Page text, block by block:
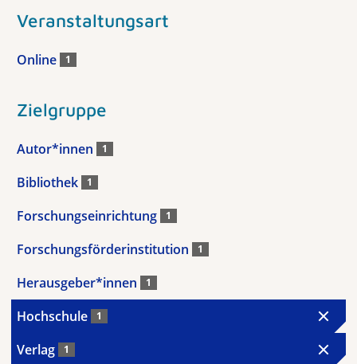
Veranstaltungsart
Online 1
Zielgruppe
Autor*innen 1
Bibliothek 1
Forschungseinrichtung 1
Forschungsförderinstitution 1
Herausgeber*innen 1
Hochschule 1
Verlag 1